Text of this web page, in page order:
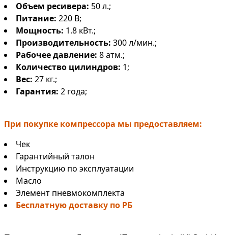
Объем ресивера: 50 л.;
Питание: 220 В;
Мощность: 1.8 кВт.;
Производительность: 300 л/мин.;
Рабочее давление: 8 атм.;
Количество цилиндров: 1;
Вес: 27 кг.;
Гарантия: 2 года;
При покупке компрессора мы предоставляем:
Чек
Гарантийный талон
Инструкцию по эксплуатации
Масло
Элемент пневмокомплекта
Бесплатную доставку по РБ